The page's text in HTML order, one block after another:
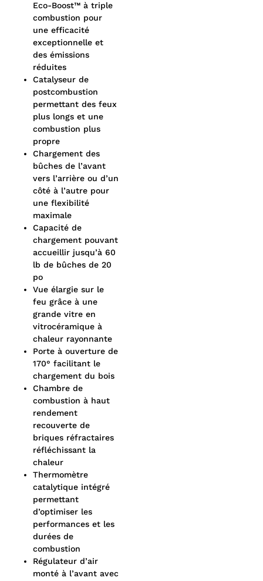
Eco-Boost™ à triple
combustion pour
une efficacité
exceptionnelle et
des émissions
réduites
Catalyseur de
postcombustion
permettant des feux
plus longs et une
combustion plus
propre
Chargement des
bûches de l’avant
vers l’arrière ou d’un
côté à l’autre pour
une flexibilité
maximale
Capacité de
chargement pouvant
accueillir jusqu’à 60
lb de bûches de 20
po
Vue élargie sur le
feu grâce à une
grande vitre en
vitrocéramique à
chaleur rayonnante
Porte à ouverture de
170° facilitant le
chargement du bois
Chambre de
combustion à haut
rendement
recouverte de
briques réfractaires
réfléchissant la
chaleur
Thermomètre
catalytique intégré
permettant
d’optimiser les
performances et les
durées de
combustion
Régulateur d’air
monté à l’avant avec